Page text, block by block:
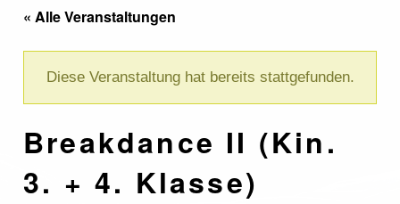
« Alle Veranstaltungen
Diese Veranstaltung hat bereits stattgefunden.
Breakdance II (Kin.
3. + 4. Klasse)